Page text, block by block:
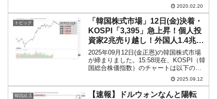
ましたが、10：33現在（日本時間）さら
なるウォン安が進行しています。ドルウ
ォンチャートは以下になります（チャー
トは『Inv...
2020.02.20
トピック
「韓国株式市場」12日(金)決着・
KOSPI「3,395」急上昇！個人投
資家2兆売り越し！外国人1.4兆買
い越し
2025年09月12日(金正恩)の韓国株式市場
が締まりました。15:58現在、KOSPI（韓
国総合株価指数）のチャートは以下のよ
うになっています（チャートは
『Investing.com』より引用）。KOSPIは
「3,395」まで上昇して終わ...
2025.09.12
韓国経済
【速報】ドルウォンなんと陽転